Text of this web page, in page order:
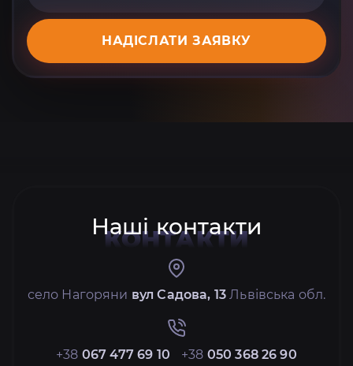
НАДІСЛАТИ ЗАЯВКУ
Наші контакти
КОНТАКТИ
село Нагоряни вул Садова, 13 Львівська обл.
+38 067 477 69 10 +38 050 368 26 90